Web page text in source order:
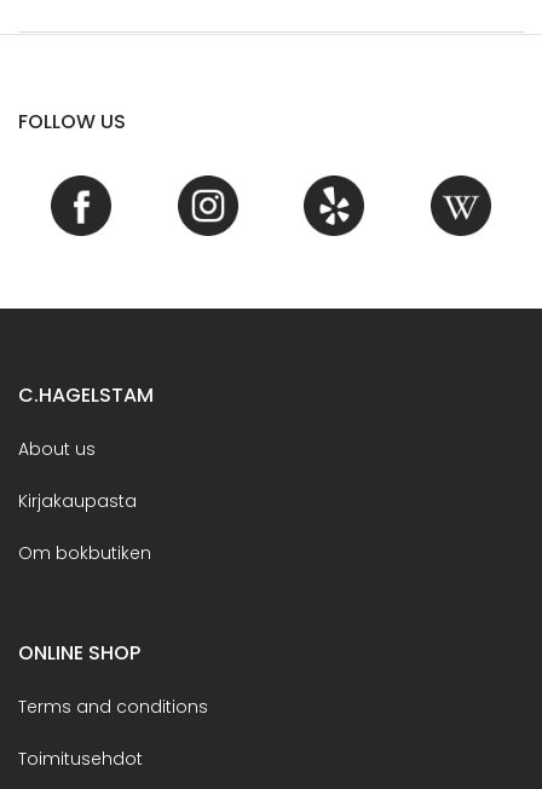
FOLLOW US
C.HAGELSTAM
About us
Kirjakaupasta
Om bokbutiken
ONLINE SHOP
Terms and conditions
Toimitusehdot